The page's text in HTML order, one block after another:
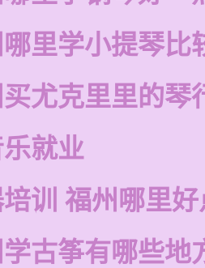
里学小提琴比
尤克里里的琴
就业
训 福州哪里
古筝有哪些地